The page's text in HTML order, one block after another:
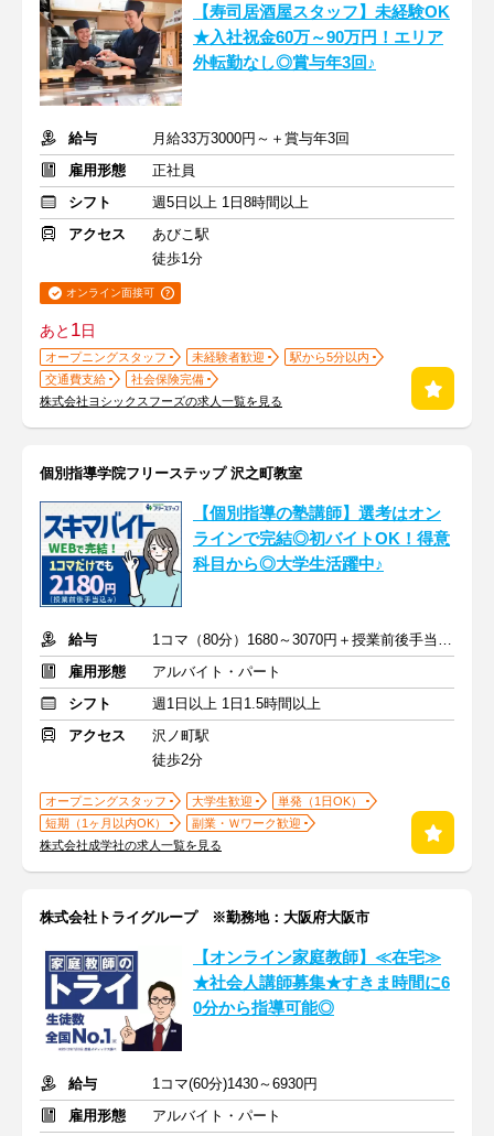
【寿司居酒屋スタッフ】未経験OK
★入社祝金60万～90万円！エリア
外転勤なし◎賞与年3回♪
給与
月給33万3000円～＋賞与年3回
雇用形態
正社員
シフト
週5日以上 1日8時間以上
アクセス
あびこ駅
徒歩1分
オンライン面接可
あと 1日
オープニングスタッフ 未経験者歓迎
駅から5分以内
交通費支給
社会保険完備
株式会社ヨシックスフーズの求人一覧を見る
個別指導学院フリーステップ 沢之町教室
【個別指導の塾講師】選考はオン
ラインで完結◎初バイトOK！得意
科目から◎大学生活躍中♪
給与
1コマ（80分）1680～3070円＋授業前後手当500円＋交通費全額支給
雇用形態
アルバイト・パート
シフト
週1日以上 1日1.5時間以上
アクセス
沢ノ町駅
徒歩2分
オープニングスタッフ 大学生歓迎
単発（1日OK）
短期（1ヶ月以内OK）
副業・Ｗワーク歓迎
株式会社成学社の求人一覧を見る
株式会社トライグループ ※勤務地：大阪府大阪市
【オンライン家庭教師】≪在宅≫
★社会人講師募集★すきま時間に6
0分から指導可能◎
給与
1コマ(60分)1430～6930円
雇用形態
アルバイト・パート